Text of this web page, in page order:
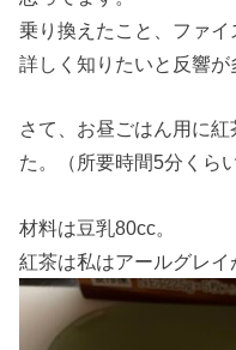
乗り換えたこと、ファイ
詳しく知りたいと反響が
さて、お昼ごはん用に
た。（所要時間5分くらい
材料は豆乳80cc。
紅茶は私はアールグレイ